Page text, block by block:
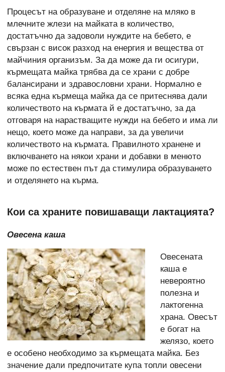
Процесът на образуване и отделяне на мляко в
млечните жлези на майката в количество,
достатъчно да задоволи нуждите на бебето, е
свързан с висок разход на енергия и вещества от
майчиния организъм. За да може да ги осигури,
кърмещата майка трябва да се храни с добре
балансирани и здравословни храни. Нормално е
всяка една кърмеща майка да се притеснява дали
количеството на кърмата й е достатъчно, за да
отговаря на нарастващите нужди на бебето и има ли
нещо, което може да направи, за да увеличи
количеството на кърмата. Правилното хранене и
включването на някои храни и добавки в менюто
може по естествен път да стимулира образуването
и отделянето на кърма.
Кои са храните повишаващи лактацията?
Овесена каша
Овесената
каша е
невероятно
полезна и
лактогенна
храна. Овесът
е богат на
желязо, което
е особено необходимо за кърмещата майка. Без
значение дали предпочитате купа топли овесени